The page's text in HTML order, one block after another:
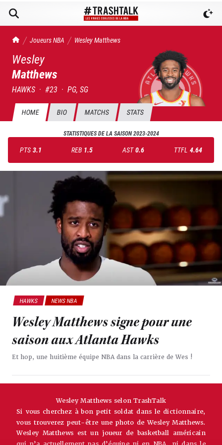
TrashTalk Actu NBA
Joueurs NBA WesleyMatthews
Wesley
Matthews
HAWKS · #23 · PG, SG
HOME BIO MATCHS STATS
STATISTIQUES DE LA SAISON2023-2024
PTS 3.1 REB 1.5 AST 0.6 TTFL 4.64
HAWKS NEWS NBA
Wesley Matthews signe pour une
saison aux Atlanta Hawks
Et hop, une huitième équipe NBA dans la carrière de Wes !
Wesley Matthews selon TrashTalk
Si vous cherchez à bon petit soldat dans le dictionnaire,
vous trouverez peut-être une photo de Wesley Matthews.
Wesley Matthews est un joueur de basketball américain